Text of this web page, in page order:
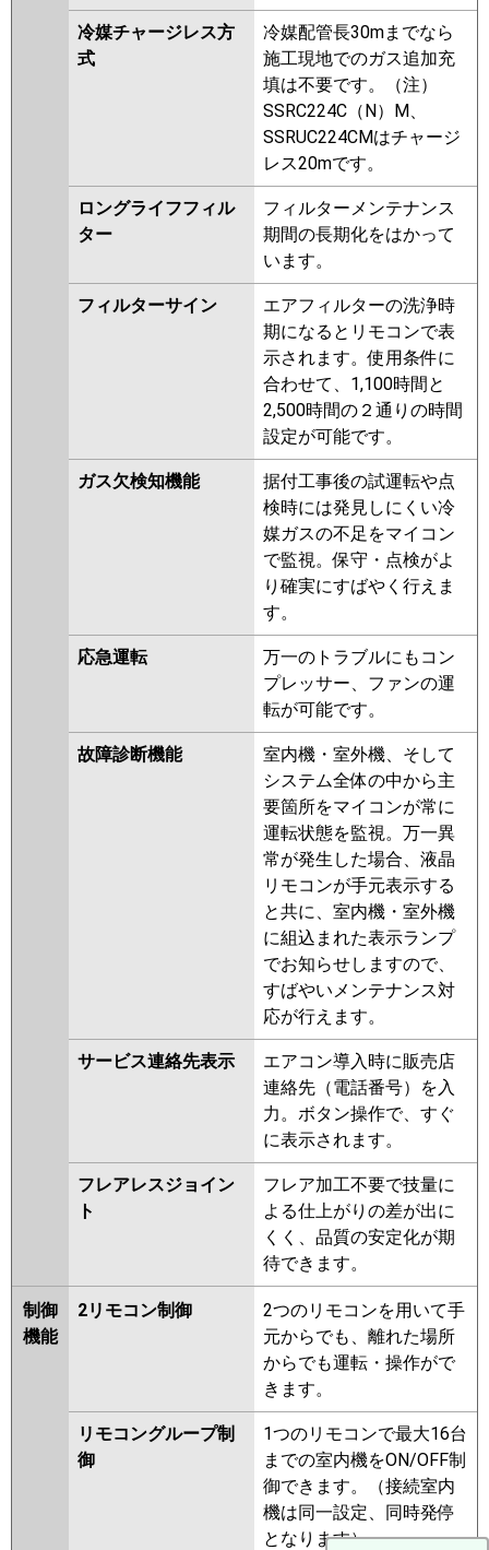
冷媒チャージレス方
式
冷媒配管長30mまでなら
施工現地でのガス追加充
填は不要です。（注）
SSRC224C（N）M、
SSRUC224CMはチャージ
レス20mです。
ロングライフフィル
ター
フィルターメンテナンス
期間の長期化をはかって
います。
フィルターサイン
エアフィルターの洗浄時
期になるとリモコンで表
示されます。使用条件に
合わせて、1,100時間と
2,500時間の２通りの時間
設定が可能です。
ガス欠検知機能
据付工事後の試運転や点
検時には発見しにくい冷
媒ガスの不足をマイコン
で監視。保守・点検がよ
り確実にすばやく行えま
す。
応急運転
万一のトラブルにもコン
プレッサー、ファンの運
転が可能です。
故障診断機能
室内機・室外機、そして
システム全体の中から主
要箇所をマイコンが常に
運転状態を監視。万一異
常が発生した場合、液晶
リモコンが手元表示する
と共に、室内機・室外機
に組込まれた表示ランプ
でお知らせしますので、
すばやいメンテナンス対
応が行えます。
サービス連絡先表示
エアコン導入時に販売店
連絡先（電話番号）を入
力。ボタン操作で、すぐ
に表示されます。
フレアレスジョイン
ト
フレア加工不要で技量に
よる仕上がりの差が出に
くく、品質の安定化が期
待できます。
制御
機能
2リモコン制御
2つのリモコンを用いて手
元からでも、離れた場所
からでも運転・操作がで
きます。
リモコングループ制
御
1つのリモコンで最大16台
までの室内機をON/OFF制
御できます。（接続室内
機は同一設定、同時発停
となります）